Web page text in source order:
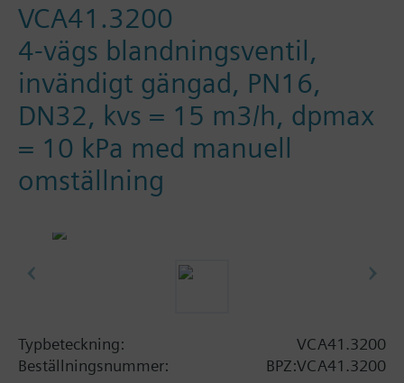
VCA41.3200
4-vägs blandningsventil,
invändigt gängad, PN16,
DN32, kvs = 15 m3/h, dpmax
= 10 kPa med manuell
omställning
Typbeteckning:
VCA41.3200
Beställningsnummer:
BPZ:VCA41.3200